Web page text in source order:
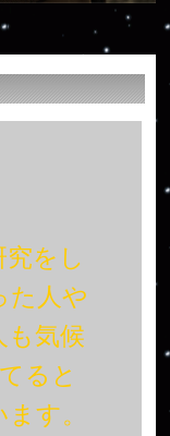
をし
た人や
も気候
ると
す。